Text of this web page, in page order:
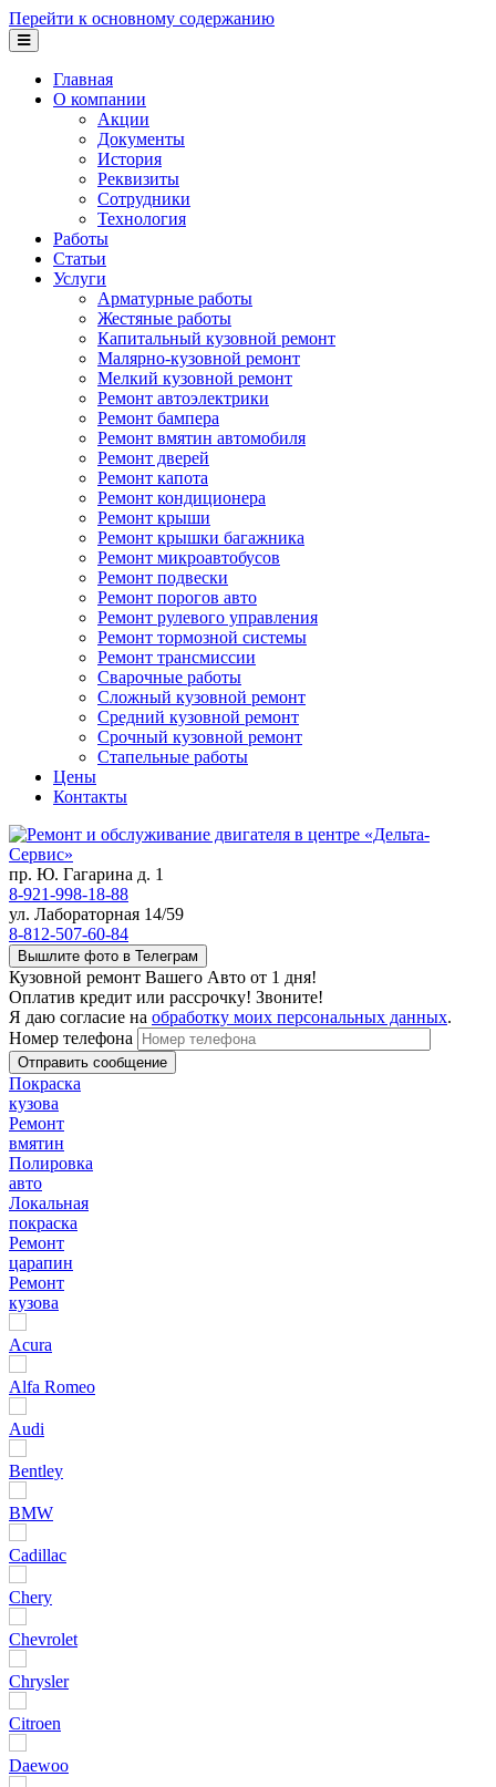
Перейти к основному содержанию
Главная
О компании
Акции
Документы
История
Реквизиты
Сотрудники
Технология
Работы
Статьи
Услуги
Арматурные работы
Жестяные работы
Капитальный кузовной ремонт
Малярно-кузовной ремонт
Мелкий кузовной ремонт
Ремонт автоэлектрики
Ремонт бампера
Ремонт вмятин автомобиля
Ремонт дверей
Ремонт капота
Ремонт кондиционера
Ремонт крыши
Ремонт крышки багажника
Ремонт микроавтобусов
Ремонт подвески
Ремонт порогов авто
Ремонт рулевого управления
Ремонт тормозной системы
Ремонт трансмиссии
Сварочные работы
Сложный кузовной ремонт
Средний кузовной ремонт
Срочный кузовной ремонт
Стапельные работы
Цены
Контакты
пр. Ю. Гагарина д. 1
8-921-998-18-88
ул. Лабораторная 14/59
8-812-507-60-84
Вышлите фото в Телеграм
Кузовной ремонт Вашего Авто от 1 дня!
Оплатив кредит или рассрочку! Звоните!
Я даю согласие на обработку моих персональных данных.
Номер телефона
Покраска
кузова
Ремонт
вмятин
Полировка
авто
Локальная
покраска
Ремонт
царапин
Ремонт
кузова
Acura
Alfa Romeo
Audi
Bentley
BMW
Cadillac
Chery
Chevrolet
Chrysler
Citroen
Daewoo